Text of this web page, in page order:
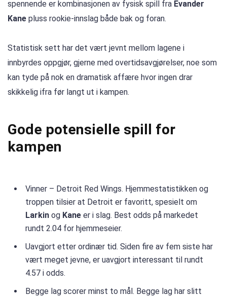
spennende er kombinasjonen av fysisk spill fra Evander
Kane pluss rookie-innslag både bak og foran.
Statistisk sett har det vært jevnt mellom lagene i
innbyrdes oppgjør, gjerne med overtidsavgjørelser, noe som
kan tyde på nok en dramatisk affære hvor ingen drar
skikkelig ifra før langt ut i kampen.
Gode potensielle spill for
kampen
Vinner – Detroit Red Wings. Hjemmestatistikken og
troppen tilsier at Detroit er favoritt, spesielt om
Larkin og Kane er i slag. Best odds på markedet
rundt 2.04 for hjemmeseier.
Uavgjort etter ordinær tid. Siden fire av fem siste har
vært meget jevne, er uavgjort interessant til rundt
4.57 i odds.
Begge lag scorer minst to mål. Begge lag har slitt